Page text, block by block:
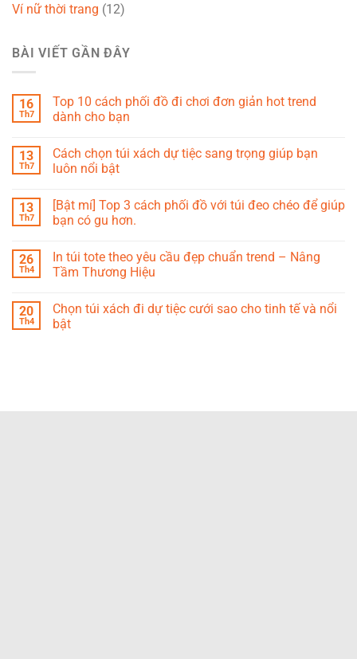
Ví nữ thời trang (12)
BÀI VIẾT GẦN ĐÂY
16
Th7
Top 10 cách phối đồ đi chơi đơn giản hot trend
dành cho bạn
13
Th7
Cách chọn túi xách dự tiệc sang trọng giúp bạn
luôn nổi bật
13
Th7
[Bật mí] Top 3 cách phối đồ với túi đeo chéo để giúp
bạn có gu hơn.
26
Th4
In túi tote theo yêu cầu đẹp chuẩn trend – Nâng
Tầm Thương Hiệu
20
Th4
Chọn túi xách đi dự tiệc cưới sao cho tinh tế và nổi
bật